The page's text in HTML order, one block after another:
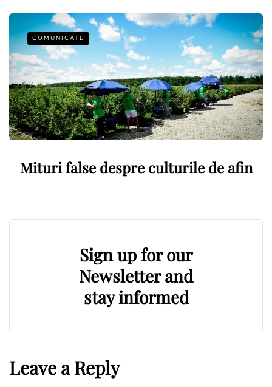
COMUNICATE
Mituri false despre culturile de afin
Sign up for our
Newsletter and
stay informed
Leave a Reply